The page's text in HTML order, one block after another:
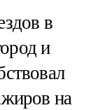
в
и
на